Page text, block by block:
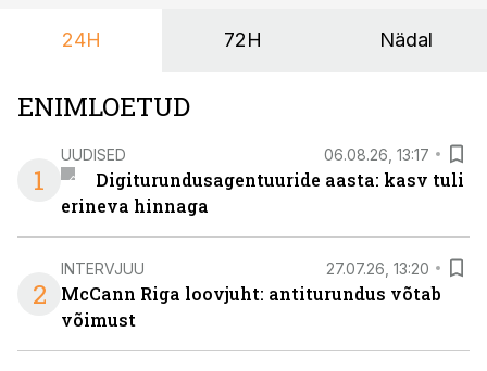
24H 72H Nädal
ENIMLOETUD
1
UUDISED 06.08.26, 13:17
Digiturundusagentuuride aasta: kasv tuli
erineva hinnaga
2
INTERVJUU 27.07.26, 13:20
McCann Riga loovjuht: antiturundus võtab
võimust